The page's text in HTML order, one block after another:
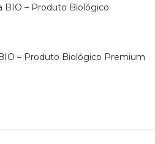
BIO – Produto Biológico
– Produto Biológico Premium